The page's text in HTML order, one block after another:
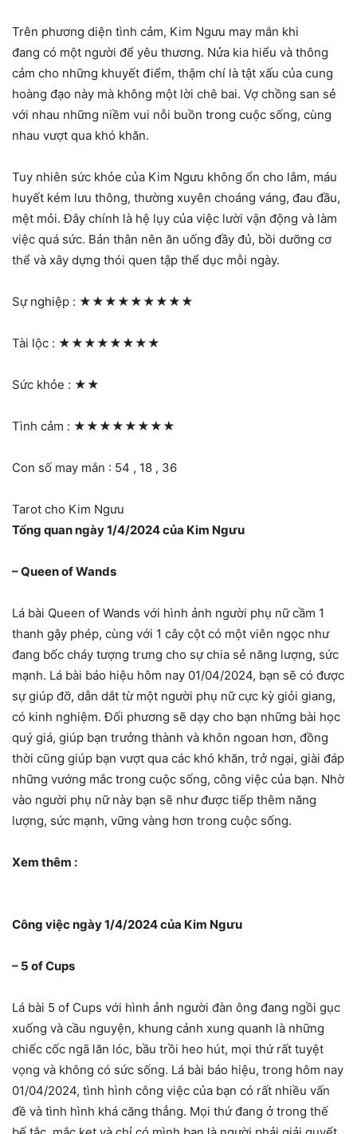
Trên phương diện tình cảm, Kim Ngưu may mắn khi
đang có một người để yêu thương. Nửa kia hiểu và thông
cảm cho những khuyết điểm, thậm chí là tật xấu của cung
hoàng đạo này mà không một lời chê bai. Vợ chồng san sẻ
với nhau những niềm vui nỗi buồn trong cuộc sống, cùng
nhau vượt qua khó khăn.
Tuy nhiên sức khỏe của Kim Ngưu không ổn cho lắm, máu
huyết kém lưu thông, thường xuyên choáng váng, đau đầu,
mệt mỏi. Đây chính là hệ lụy của việc lười vận động và làm
việc quá sức. Bản thân nên ăn uống đầy đủ, bồi dưỡng cơ
thể và xây dựng thói quen tập thể dục mỗi ngày.
Sự nghiệp : ★★★★★★★★★
Tài lộc : ★★★★★★★★
Sức khỏe : ★★
Tình cảm : ★★★★★★★★
Con số may mắn : 54 , 18 , 36
Tarot cho Kim Ngưu
Tổng quan ngày 1/4/2024 của Kim Ngưu
– Queen of Wands
Lá bài Queen of Wands với hình ảnh người phụ nữ cầm 1
thanh gậy phép, cùng với 1 cây cột có một viên ngọc như
đang bốc cháy tượng trưng cho sự chia sẻ năng lượng, sức
mạnh. Lá bài báo hiệu hôm nay 01/04/2024, bạn sẽ có được
sự giúp đỡ, dẫn dắt từ một người phụ nữ cực kỳ giỏi giang,
có kinh nghiệm. Đối phương sẽ dạy cho bạn những bài học
quý giá, giúp bạn trưởng thành và khôn ngoan hơn, đồng
thời cũng giúp bạn vượt qua các khó khăn, trở ngại, giài đáp
những vướng mắc trong cuộc sống, công việc của bạn. Nhờ
vào người phụ nữ này bạn sẽ như được tiếp thêm năng
lượng, sức mạnh, vững vàng hơn trong cuộc sống.
Xem thêm :
Công việc ngày 1/4/2024 của Kim Ngưu
– 5 of Cups
Lá bài 5 of Cups với hình ảnh người đàn ông đang ngồi gục
xuống và cầu nguyện, khung cảnh xung quanh là những
chiếc cốc ngã lăn lóc, bầu trồi heo hút, mọi thứ rất tuyệt
vọng và không có sức sống. Lá bài báo hiệu, trong hôm nay
01/04/2024, tình hình công việc của bạn có rất nhiều vấn
đề và tình hình khá căng thẳng. Mọi thứ đang ở trong thế